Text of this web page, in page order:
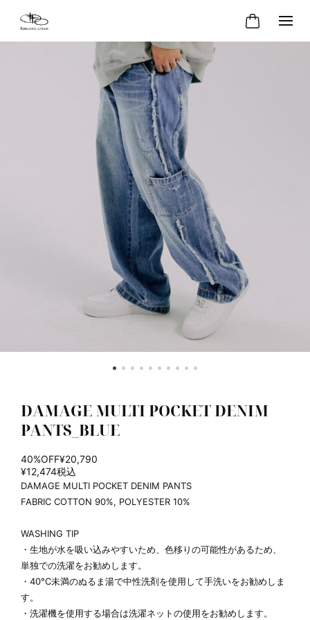
DAMAGE MULTI POCKET DENIM
PANTS_BLUE
40%OFF¥20,790
¥12,474税込
DAMAGE MULTI POCKET DENIM PANTS
FABRIC COTTON 90%, POLYESTER 10%
WASHING TIP
・生地が水を吸い込みやすいため、色移りの可能性があるため、
単独での洗濯をお勧めします。
・40°C未満のぬるま湯で中性洗剤を使用して手洗いをお勧めしま
す。
・洗濯機を使用する場合は洗濯ネットの使用をお勧めします。